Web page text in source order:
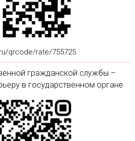
qrcode/rate/755725
гражданской службы –
в государственном органе